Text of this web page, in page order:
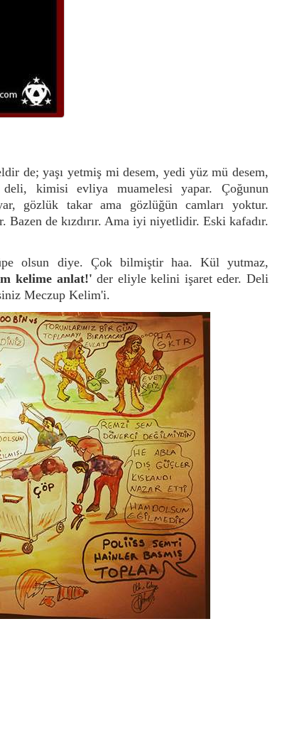
de; yaşı yetmiş mi desem, yedi yüz mü desem,
kimisi evliya muamelesi yapar. Çoğunun
gözlük takar ama gözlüğün camları yoktur.
Bazen de kızdırır. Ama iyi niyetlidir. Eski kafadır.
olsun diye. Çok bilmiştir haa. Kül yutmaz,
kelime anlat!' der eliyle kelini işaret eder. Deli
Meczup Kelim'i.